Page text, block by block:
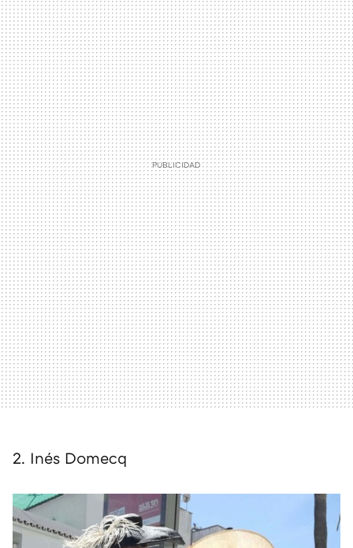
2. Inés Domecq